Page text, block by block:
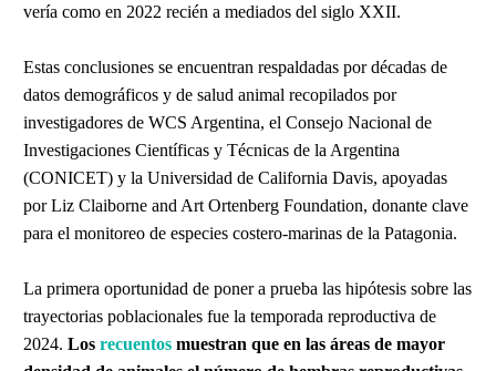
vería como en 2022 recién a mediados del siglo XXII.
Estas conclusiones se encuentran respaldadas por décadas de
datos demográficos y de salud animal recopilados por
investigadores de WCS Argentina, el Consejo Nacional de
Investigaciones Científicas y Técnicas de la Argentina
(CONICET) y la Universidad de California Davis, apoyadas
por Liz Claiborne and Art Ortenberg Foundation, donante clave
para el monitoreo de especies costero-marinas de la Patagonia.
La primera oportunidad de poner a prueba las hipótesis sobre las
trayectorias poblacionales fue la temporada reproductiva de
2024. Los recuentos muestran que en las áreas de mayor